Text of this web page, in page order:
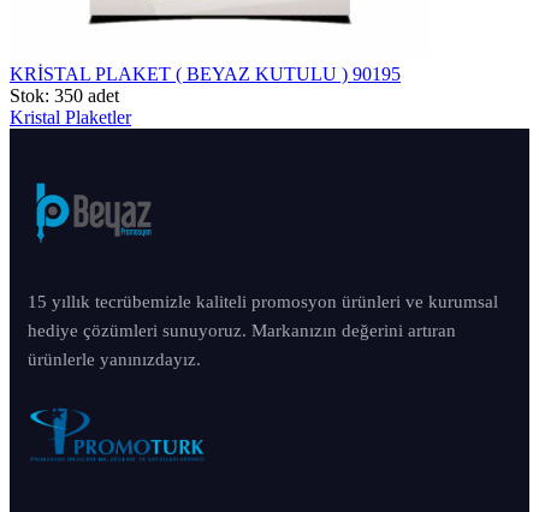
KRİSTAL PLAKET ( BEYAZ KUTULU ) 90195
Stok: 350 adet
Kristal Plaketler
15 yıllık tecrübemizle kaliteli promosyon ürünleri ve kurumsal
hediye çözümleri sunuyoruz. Markanızın değerini artıran
ürünlerle yanınızdayız.